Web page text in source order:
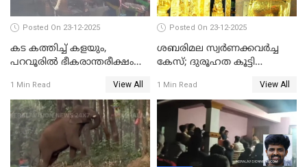
Posted On 23-12-2025
കട കത്തിച്ച് കളയും,
പറവൂരില്‍ ഭീകരാന്തരീക്ഷം
1 Min Read View All
Posted On 23-12-2025
ശബരിമല സ്വര്‍ണക്കവര്‍ച്ച
കേസ്; ദുരൂഹത കൂട്ടി
1 Min Read View All